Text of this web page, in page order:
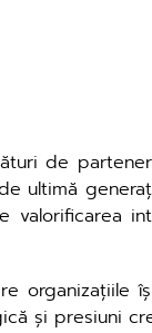
de
ultimă
și presiuni